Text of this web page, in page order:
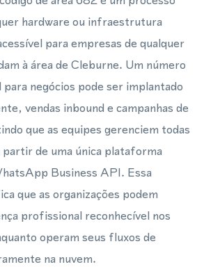
hardware ou infraestrutura
para empresas de qualquer
à área de Cleburne. Um número
negócios pode ser implantado
vendas inbound e campanhas de
que as equipes gerenciem todas
partir de uma única plataforma
Business API. Essa
que as organizações podem
profissional reconhecível nos
operam seus fluxos de
na nuvem.